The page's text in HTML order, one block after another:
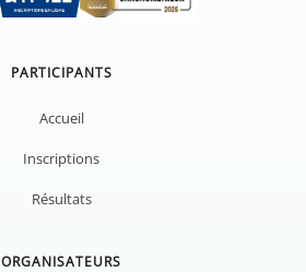
PARTICIPANTS
Accueil
Inscriptions
Résultats
ORGANISATEURS